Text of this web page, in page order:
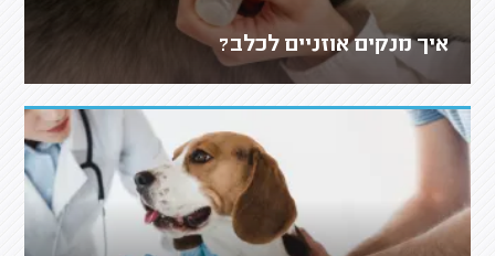
איך מנקים אוזניים לכלב?